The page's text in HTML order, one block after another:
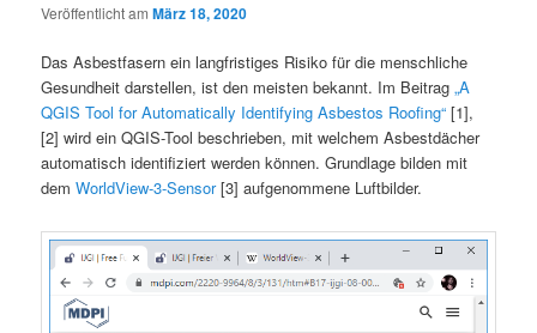
Veröffentlicht amMärz 18, 2020
Das Asbestfasern ein langfristiges Risiko für die menschliche
Gesundheit darstellen, ist den meisten bekannt. Im Beitrag„A
QGIS Tool for Automatically Identifying Asbestos Roofing“ [1],
[2] wird ein QGIS-Tool beschrieben, mit welchem Asbestdächer
automatisch identifiziert werden können. Grundlage bilden mit
demWorldView-3-Sensor[3] aufgenommene Luftbilder.